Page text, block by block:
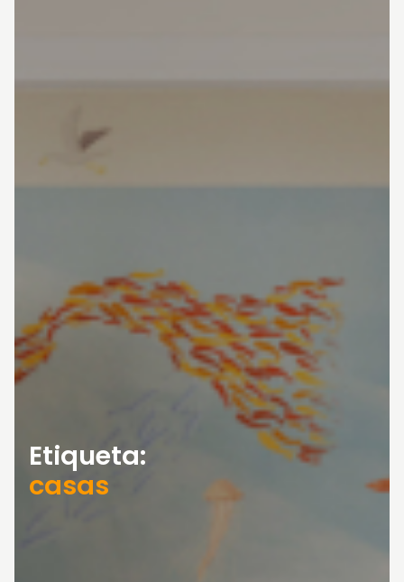
Etiqueta:
casas